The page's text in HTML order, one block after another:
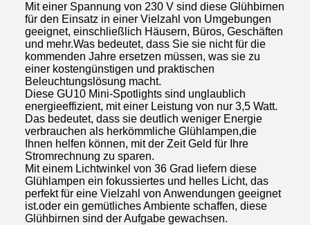
Mit einer Spannung von 230 V sind diese Glühbirnen
für den Einsatz in einer Vielzahl von Umgebungen
geeignet, einschließlich Häusern, Büros, Geschäften
und mehr.Was bedeutet, dass Sie sie nicht für die
kommenden Jahre ersetzen müssen, was sie zu
einer kostengünstigen und praktischen
Beleuchtungslösung macht.
Diese GU10 Mini-Spotlights sind unglaublich
energieeffizient, mit einer Leistung von nur 3,5 Watt.
Das bedeutet, dass sie deutlich weniger Energie
verbrauchen als herkömmliche Glühlampen,die
Ihnen helfen können, mit der Zeit Geld für Ihre
Stromrechnung zu sparen.
Mit einem Lichtwinkel von 36 Grad liefern diese
Glühlampen ein fokussiertes und helles Licht, das
perfekt für eine Vielzahl von Anwendungen geeignet
ist.oder ein gemütliches Ambiente schaffen, diese
Glühbirnen sind der Aufgabe gewachsen.